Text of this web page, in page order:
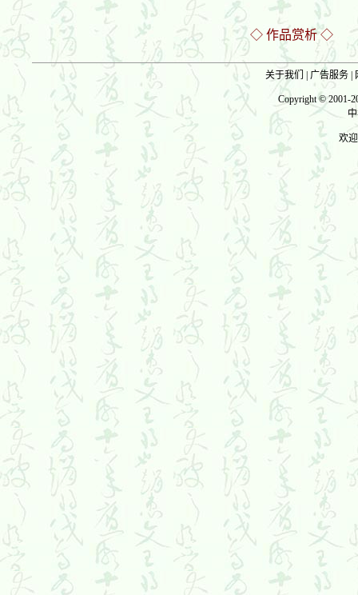
◇ 作品赏析◇
关于我们 广告服务
Copyright © 2001-
欢